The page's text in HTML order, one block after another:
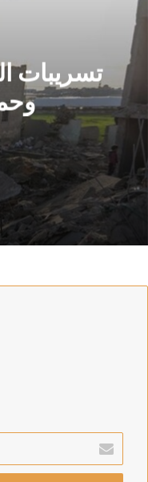
تسريبات
منذ 14 ساعة
تسريبات
العراق: الحكومة
بريدك
الإلكتروني